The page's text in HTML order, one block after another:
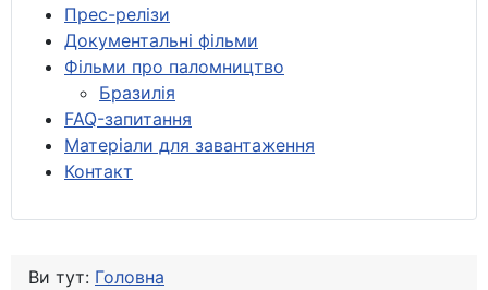
Прес-релізи
Документальні фільми
Фільми про паломництво
Бразилія
FAQ-запитання
Матеріали для завантаження
Контакт
Ви тут: Головна